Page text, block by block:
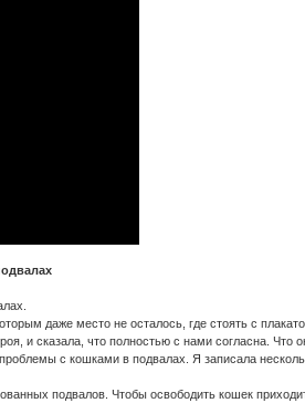
даже место не осталось, где стоять с
и сказала, что полностью с нами согласна.
с кошками в подвалах. Я записала
подвалов. Чтобы освободить кошек